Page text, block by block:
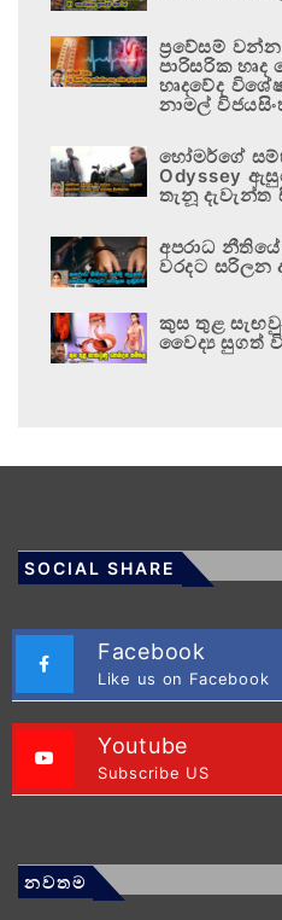
ප්‍රවේසම්
පාරිසරික හෘද
හෘදවේද
නාමල්
හෝමර්ගේ
Odyssey
තැනූ
අපරාධ
වරදට සරිලන
කුස තුළ
වෛද්‍ය සුගත්
SOCIAL SHARE
Facebook
Like us on Facebook
Youtube
Subscribe US
නවතම